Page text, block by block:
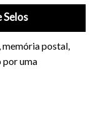
Selos
postal,
por uma